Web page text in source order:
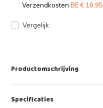
VerzendkostenBE € 10,95
Vergelijk
Productomschrijving
Specificaties